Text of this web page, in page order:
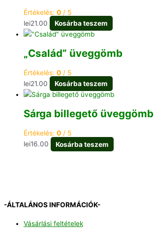
Értékelés: 0 / 5
lei21.00 Kosárba teszem
„Család” üveggömb
Értékelés: 0 / 5
lei21.00 Kosárba teszem
Sárga billegető üveggömb
Értékelés: 0 / 5
lei16.00 Kosárba teszem
-ÁLTALÁNOS INFORMÁCIÓK-
Vásárlási feltételek